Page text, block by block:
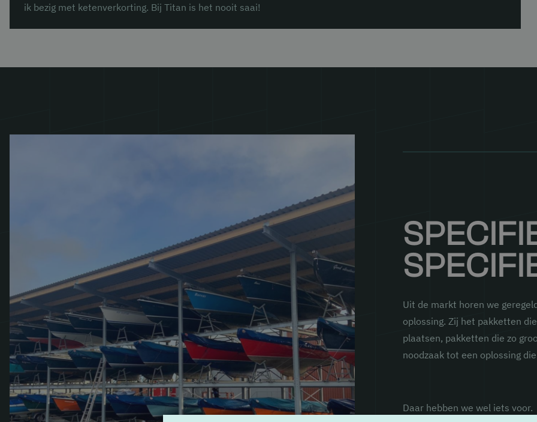
ik bezig met ketenverkorting. Bij Titan is het nooit saai!
Uit de markt horen we
oplossing. Zij het pakketten
plaatsen, pakketten die zo
noodzaak tot een oplossing
Daar hebben we wel iets voor.